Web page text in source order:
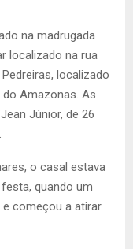
na madrugada
localizado na rua
localizado
Amazonas. As
Júnior, de 26
o casal estava
quando um
começou a atirar